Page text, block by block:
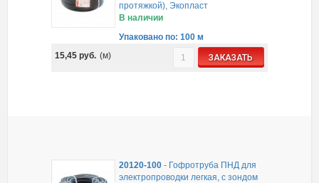
протяжкой), Экопласт
В наличии
Упаковано по: 100 м
15,45руб. (м) ЗАКАЗАТЬ
20120-100 - Гофротруба ПНД для
электропроводки легкая, с зондом